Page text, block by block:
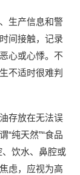
生产信息和警
间接触，记录
心或心悸。不
不适时很难判
存放在无法误
“纯天然”“食品
饮水、鼻腔或
虑，应视为高